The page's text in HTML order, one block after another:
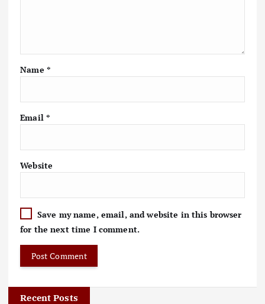
Name *
Email *
Website
Save my name, email, and website in this browser
for the next time I comment.
Recent Posts